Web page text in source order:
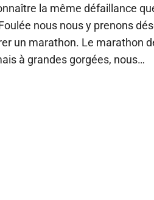
la même défaillance
nous nous y prenons
un marathon. Le marathon
à grandes gorgées, nous…